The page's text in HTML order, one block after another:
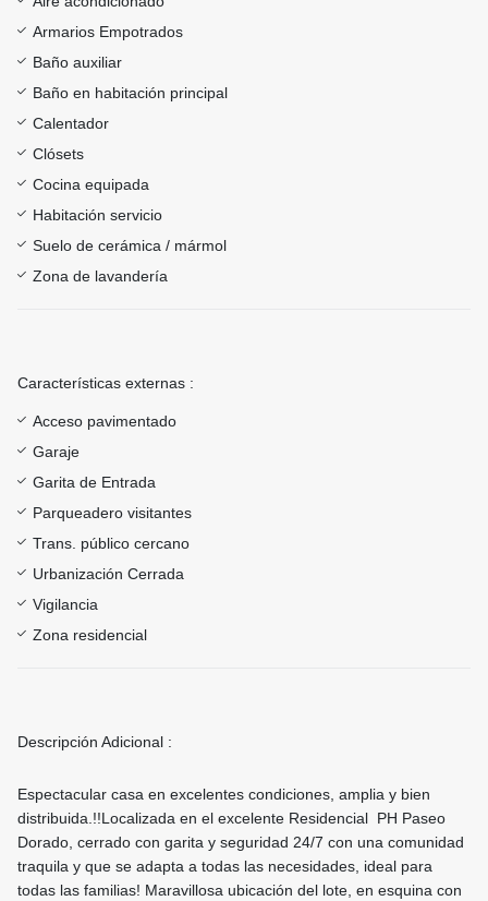
Armarios Empotrados
Baño auxiliar
Baño en habitación principal
Calentador
Clósets
Cocina equipada
Habitación servicio
Suelo de cerámica / mármol
Zona de lavandería
Características externas :
Acceso pavimentado
Garaje
Garita de Entrada
Parqueadero visitantes
Trans. público cercano
Urbanización Cerrada
Vigilancia
Zona residencial
Descripción Adicional :
Espectacular casa en excelentes condiciones, amplia y bien
distribuida.!!Localizada en el excelente Residencial PH Paseo
Dorado, cerrado con garita y seguridad 24/7 con una comunidad
traquila y que se adapta a todas las necesidades, ideal para
todas las familias! Maravillosa ubicación del lote, en esquina con